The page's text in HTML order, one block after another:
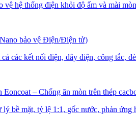
vệ hệ thống điện khỏi độ ẩm và mài
bảo vệ Điện/Điện tử)
các kết nối điện, dây điện, công tắc,
Eoncoat – Chống ăn mòn trên thép
lý bề mặt, tỷ lệ 1:1, gốc nước, phản ứng